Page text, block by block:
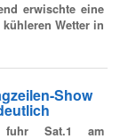
erwischte eine
Wetter in
Show
fuhr Sat.1 am